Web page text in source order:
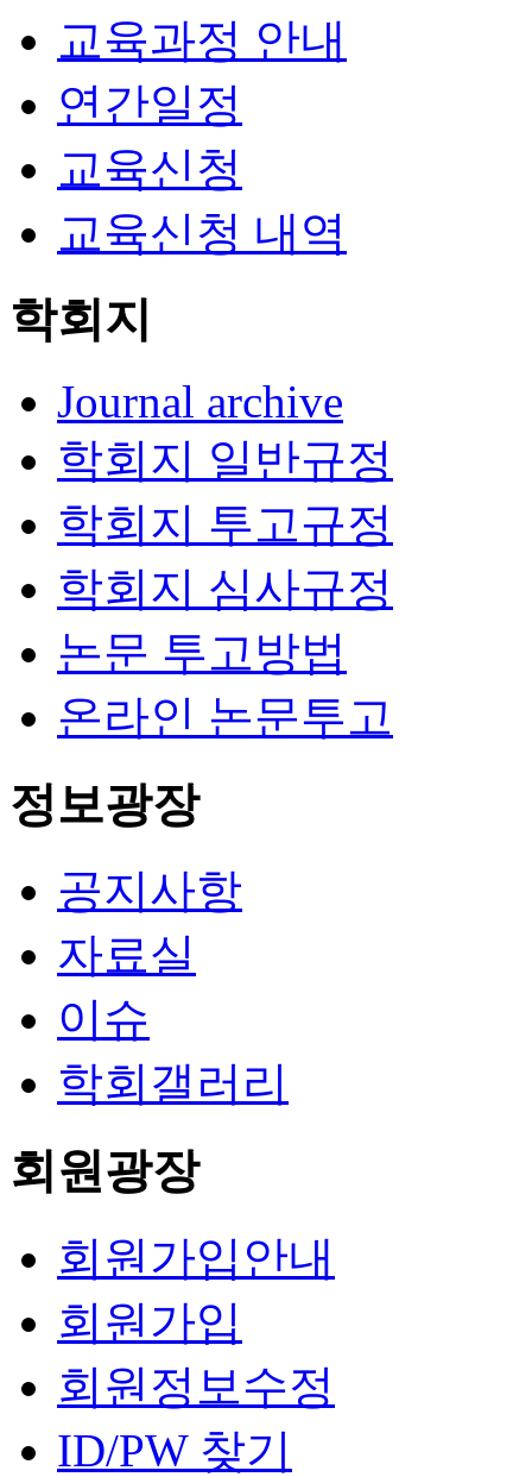
교육과정 안내
연간일정
교육신청
교육신청 내역
학회지
Journal archive
학회지 일반규정
학회지 투고규정
학회지 심사규정
논문 투고방법
온라인 논문투고
정보광장
공지사항
자료실
이슈
학회갤러리
회원광장
회원가입안내
회원가입
회원정보수정
ID/PW 찾기